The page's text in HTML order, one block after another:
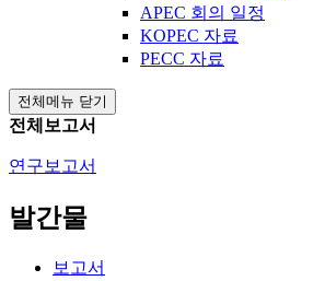
APEC 회의 일정
KOPEC 자료
PECC 자료
전체메뉴 닫기
전체보고서
연구보고서
발간물
보고서